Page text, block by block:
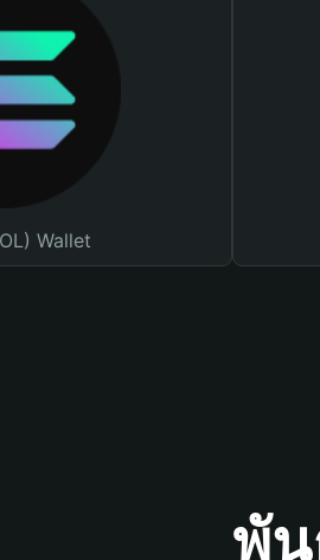
Wallet
พัน